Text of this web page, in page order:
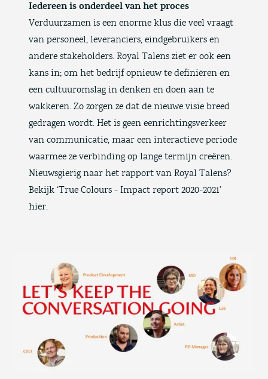
Iedereen is onderdeel van het proces
Verduurzamen is een enorme klus die veel vraagt
van personeel, leveranciers, eindgebruikers en
andere stakeholders. Royal Talens ziet er ook een
kans in; om het bedrijf opnieuw te definiëren en
een cultuuromslag in denken en doen aan te
wakkeren. Zo zorgen ze dat de nieuwe visie breed
gedragen wordt. Het is geen eenrichtingsverkeer
van communicatie, maar een interactieve periode
waarmee ze verbinding op lange termijn creëren.
Nieuwsgierig naar het rapport van Royal Talens?
Bekijk ‘True Colours - Impact report 2020-2021’
hier.